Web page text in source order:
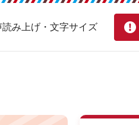
読み上げ・文字サイズ